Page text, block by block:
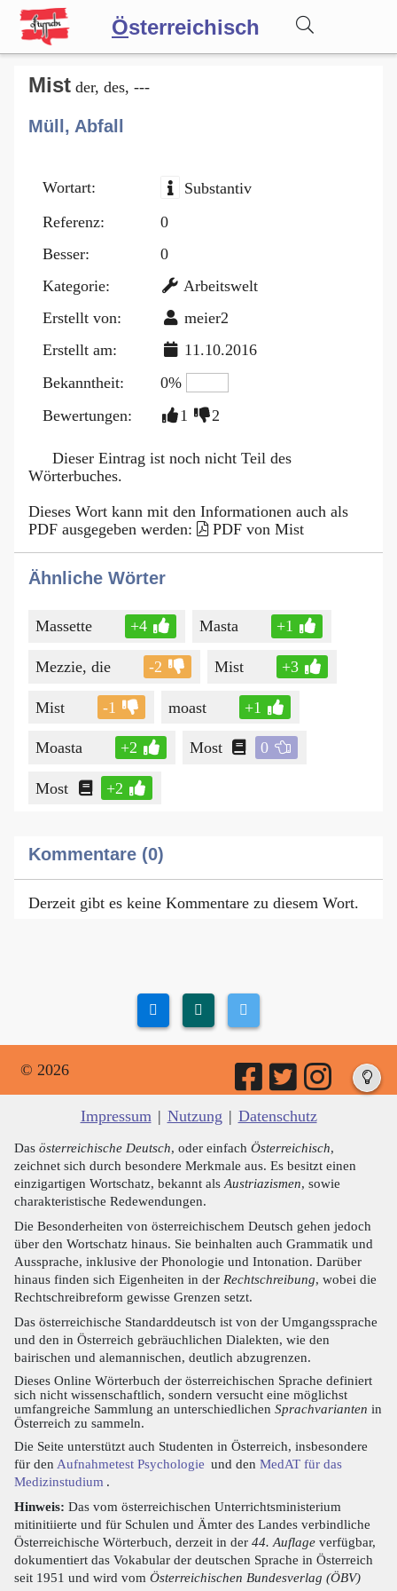
Österreichisch
Wörterbuch
Forum
Blog
Mist der, des, ---
Müll, Abfall
Wortart:
Substantiv
Referenz:
0
Besser:
0
Kategorie:
Arbeitswelt
Erstellt von:
meier2
Erstellt am:
11.10.2016
Bekanntheit:
0%
Bewertungen:
1 2
Dieser Eintrag ist noch nicht Teil des
Wörterbuches.
Dieses Wort kann mit den Informationen auch als
PDF ausgegeben werden:
PDF von Mist
Ähnliche Wörter
Massette +4 Masta +1
Mezzie, die -2 Mist +3
Mist -1 moast +1
Moasta +2 Most 0
Most +2
Kommentare (0)
Derzeit gibt es keine Kommentare zu diesem Wort.
© 2026
Impressum | Nutzung | Datenschutz
Das österreichische Deutsch, oder einfach Österreichisch,
zeichnet sich durch besondere Merkmale aus. Es besitzt einen
einzigartigen Wortschatz, bekannt als Austriazismen, sowie
charakteristische Redewendungen.
Die Besonderheiten von österreichischem Deutsch gehen jedoch
über den Wortschatz hinaus. Sie beinhalten auch Grammatik und
Aussprache, inklusive der Phonologie und Intonation. Darüber
hinaus finden sich Eigenheiten in der Rechtschreibung, wobei die
Rechtschreibreform gewisse Grenzen setzt.
Das österreichische Standarddeutsch ist von der Umgangssprache
und den in Österreich gebräuchlichen Dialekten, wie den
bairischen und alemannischen, deutlich abzugrenzen.
Dieses Online Wörterbuch der österreichischen Sprache definiert
sich nicht wissenschaftlich, sondern versucht eine möglichst
umfangreiche Sammlung an unterschiedlichen Sprachvarianten in
Österreich zu sammeln.
Die Seite unterstützt auch Studenten in Österreich, insbesondere
für den Aufnahmetest Psychologie und den MedAT für das
Medizinstudium .
Hinweis: Das vom österreichischen Unterrichtsministerium
mitinitiierte und für Schulen und Ämter des Landes verbindliche
Österreichische Wörterbuch, derzeit in der 44. Auflage verfügbar,
dokumentiert das Vokabular der deutschen Sprache in Österreich
seit 1951 und wird vom Österreichischen Bundesverlag (ÖBV)